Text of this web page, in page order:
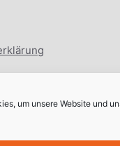
um unsere Website und